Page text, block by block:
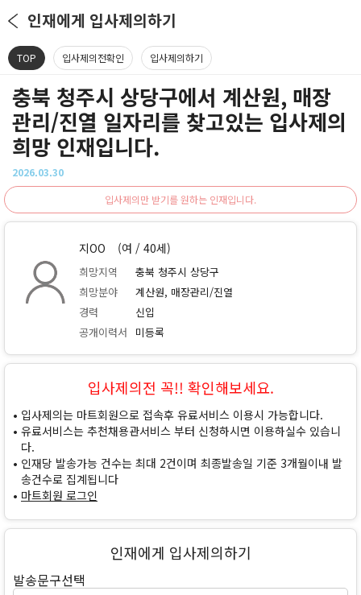
인재에게 입사제의하기
TOP 입사제의전확인 입사제의하기
충북 청주시 상당구에서 계산원, 매장
관리/진열 일자리를 찾고있는 입사제의
희망 인재입니다.
2026.03.30
입사제의만 받기를 원하는 인재입니다.
지OO (여 / 40세)
희망지역
충북 청주시 상당구
희망분야
계산원, 매장관리/진열
경력
신입
공개이력서
미등록
입사제의전 꼭!! 확인해보세요.
입사제의는 마트회원으로 접속후 유료서비스 이용시 가능합니다.
유료서비스는 추천채용관서비스 부터 신청하시면 이용하실수 있습니
다.
인재당 발송가능 건수는 최대 2건이며 최종발송일 기준 3개월이내 발
송건수로 집계됩니다
마트회원 로그인
인재에게 입사제의하기
발송문구선택